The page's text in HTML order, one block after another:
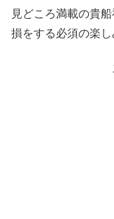
見どころ満載の貴
損をする必須の楽し